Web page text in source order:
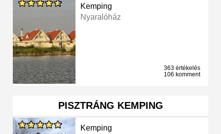
Kemping
Nyaralóház
363 értékelés
106 komment
PISZTRÁNG KEMPING
Kemping